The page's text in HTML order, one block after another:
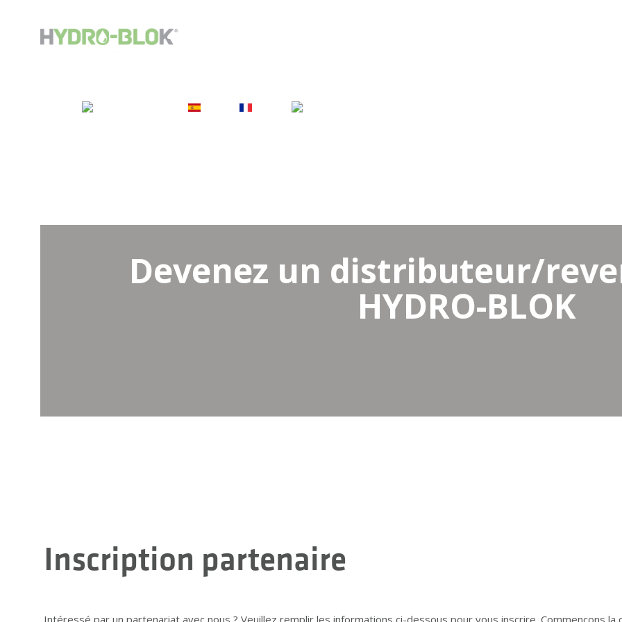
Devenez un distributeur/
HYDRO-BLOK
Inscription partenaire
Intéressé par un partenariat avec nous ? Veuillez remplir les informations ci-dessous pour vous inscrire. Commençons la